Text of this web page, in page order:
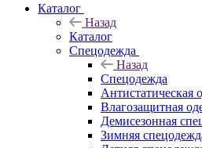
Каталог
Назад
Каталог
Спецодежда
Назад
Спецодежда
Антистатическая
Влагозащитная
Демисезонная
Зимняя